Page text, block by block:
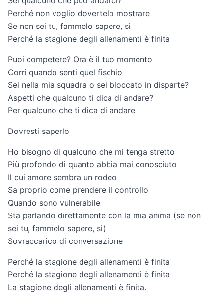
Perché non voglio dovertelo mostrare
Se non sei tu, fammelo sapere, sì
Perché la stagione degli allenamenti è finita
Puoi competere? Ora è il tuo momento
Corri quando senti quel fischio
Sei nella mia squadra o sei bloccato in disparte?
Aspetti che qualcuno ti dica di andare?
Per qualcuno che ti dica di andare
Dovresti saperlo
Ho bisogno di qualcuno che mi tenga stretto
Più profondo di quanto abbia mai conosciuto
Il cui amore sembra un rodeo
Sa proprio come prendere il controllo
Quando sono vulnerabile
Sta parlando direttamente con la mia anima (se non
sei tu, fammelo sapere, sì)
Sovraccarico di conversazione
Perché la stagione degli allenamenti è finita
Perché la stagione degli allenamenti è finita
La stagione degli allenamenti è finita.